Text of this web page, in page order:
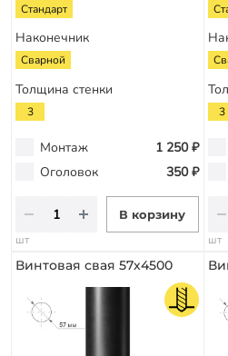
Стандарт
Наконечник
Сварной
Толщина стенки
3
Монтаж
1 250 ₽
Оголовок
350 ₽
В корзину
шт
3
шт
Винтовая свая 57х4500